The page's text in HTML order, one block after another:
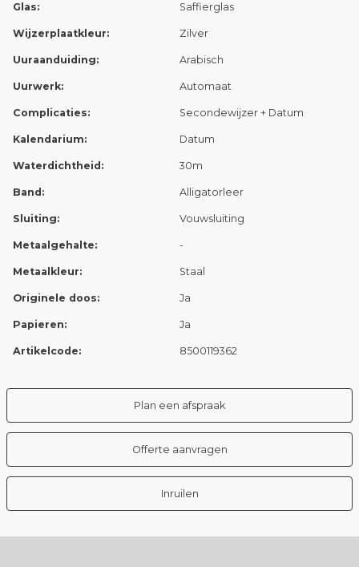
Glas: Saffierglas
Wijzerplaatkleur: Zilver
Uuraanduiding: Arabisch
Uurwerk: Automaat
Complicaties: Secondewijzer + Datum
Kalendarium: Datum
Waterdichtheid: 30m
Band: Alligatorleer
Sluiting: Vouwsluiting
Metaalgehalte: -
Metaalkleur: Staal
Originele doos: Ja
Papieren: Ja
Artikelcode: 8500119362
Plan een afspraak
Offerte aanvragen
Inruilen